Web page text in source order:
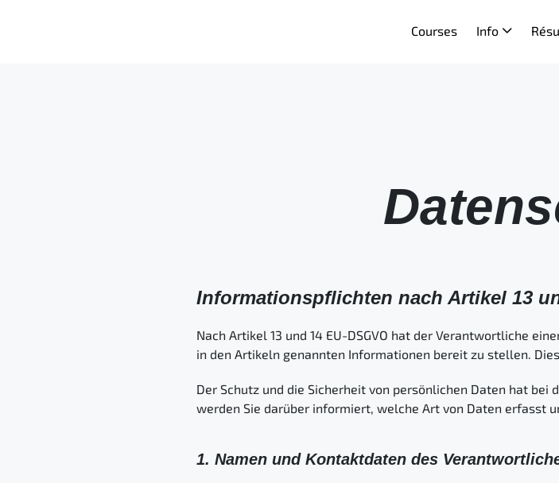
Courses Info
Informationspflichten nach Artikel 13
Nach Artikel 13 und 14 EU-DSGVO hat der Verantwortliche
in den Artikeln genannten Informationen bereit zu stellen.
Der Schutz und die Sicherheit von persönlichen Daten hat bei
werden Sie darüber informiert, welche Art von Daten erfasst
1. Namen und Kontaktdaten des